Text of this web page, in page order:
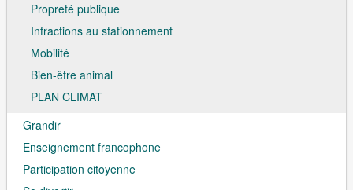
Propreté publique
Infractions au stationnement
Mobilité
Bien-être animal
PLAN CLIMAT
Grandir
Enseignement francophone
Participation citoyenne